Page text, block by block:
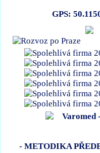
GPS:
- METODIKA